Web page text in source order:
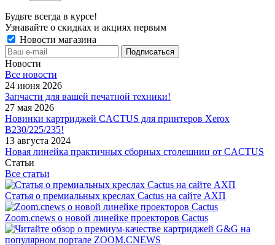
Будьте всегда в курсе!
Узнавайте о скидках и акциях первым
Новости магазина
Новости
Все новости
24 июня 2026
Запчасти для вашей печатной техники!
27 мая 2026
Новинки картриджей CACTUS для принтеров Xerox
B230/225/235!
13 августа 2024
Новая линейка практичных сборных столешниц от CACTUS
Статьи
Все статьи
Статья о премиальных креслах Cactus на сайте АХП
Zoom.cnews о новой линейке проекторов Cactus